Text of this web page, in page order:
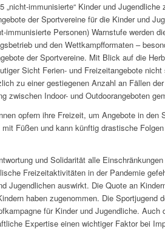
immunisierte“ Kinder und
der Sportvereine für die Kinder und
Personen) Warnstufe werden
und den Wettkampfformaten –
der Sportvereine. Mit Blick auf die
Sicht Ferien- und Freizeitangebote
zu einer gestiegenen Anzahl an Fällen
zwischen Indoor- und Outdoorangeboten
opfern ihre Freizeit, um Angebote in den
Füßen und kann künftig drastische
und Solidarität alle
Freizeitaktivitäten in der Pandemie
Jugendlichen auswirkt. Die Quote an
haben zugenommen. Die Sportjugend
für Kinder und Jugendliche.
Expertise einen wichtiger Faktor bei